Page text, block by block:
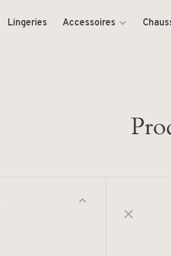
Lingeries Accessoires